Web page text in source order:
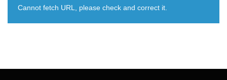
Cannot fetch URL, please check and correct it.